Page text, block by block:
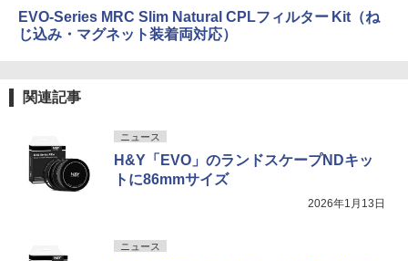
EVO-Series MRC Slim Natural CPLフィルター Kit（ね
じ込み・マグネット装着両対応）
関連記事
ニュース
H&Y「EVO」のランドスケープNDキッ
トに86mmサイズ
2026年1月13日
ニュース